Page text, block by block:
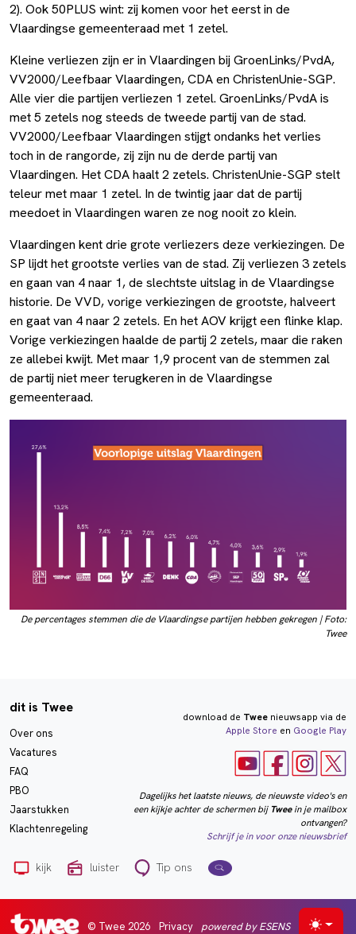
2). Ook 50PLUS wint: zij komen voor het eerst in de
Vlaardingse gemeenteraad met 1 zetel.
Kleine verliezen zijn er in Vlaardingen bij GroenLinks/PvdA,
VV2000/Leefbaar Vlaardingen, CDA en ChristenUnie-SGP.
Alle vier die partijen verliezen 1 zetel. GroenLinks/PvdA is
met 5 zetels nog steeds de tweede partij van de stad.
VV2000/Leefbaar Vlaardingen stijgt ondanks het verlies
toch in de rangorde, zij zijn nu de derde partij van
Vlaardingen. Het CDA haalt 2 zetels. ChristenUnie-SGP stelt
teleur met maar 1 zetel. In de twintig jaar dat de partij
meedoet in Vlaardingen waren ze nog nooit zo klein.
Vlaardingen kent drie grote verliezers deze verkiezingen. De
SP lijdt het grootste verlies van de stad. Zij verliezen 3 zetels
en gaan van 4 naar 1, de slechtste uitslag in de Vlaardingse
historie. De VVD, vorige verkiezingen de grootste, halveert
en gaat van 4 naar 2 zetels. En het AOV krijgt een flinke klap.
Vorige verkiezingen haalde de partij 2 zetels, maar die raken
ze allebei kwijt. Met maar 1,9 procent van de stemmen zal
de partij niet meer terugkeren in de Vlaardingse
gemeenteraad.
De percentages stemmen die de Vlaardingse partijen hebben gekregen | Foto:
Twee
dit is Twee
Over ons
Vacatures
FAQ
PBO
Jaarstukken
Klachtenregeling
download de Tweenieuwsapp via de
Apple Store en Google Play
Dagelijks het laatste nieuws, de nieuwste video's en
een kijkje achter de schermen bij Tweein je mailbox
ontvangen?
Schrijf je in voor onze nieuwsbrief
kijk luister Tip ons
© Twee 2026 Privacy powered by ESENS